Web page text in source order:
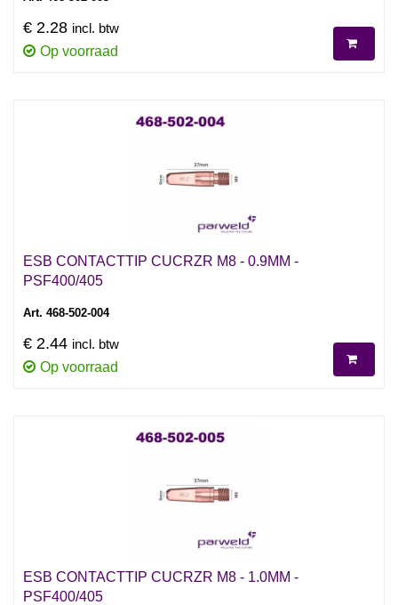
€ 2.28 incl. btw
Op voorraad
ESB CONTACTTIP CUCRZR M8 - 0.9MM -
PSF400/405
Art. 468-502-004
€ 2.44 incl. btw
Op voorraad
ESB CONTACTTIP CUCRZR M8 - 1.0MM -
PSF400/405